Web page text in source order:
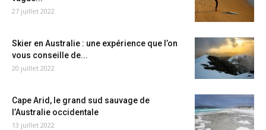
27 juillet 2022
Skier en Australie : une expérience que l’on
vous conseille de...
20 juillet 2022
Cape Arid, le grand sud sauvage de
l’Australie occidentale
13 juillet 2022